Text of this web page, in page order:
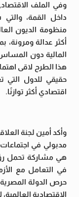
وفي الملف
داخل القمة،
منظومة الديون
أكثر عدالة
المالية دون
هذا الطرح لاقى
حقيقي للدول التي
اقتصادي أكثر توازنًا.
وأكد أمين لجنة
مدبولي في
هي مشاركة تحمل
في التعامل مع
حرص الدولة
الاقتصادية العالمية،